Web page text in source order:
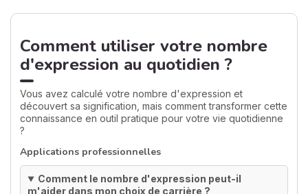
Comment utiliser votre nombre
d'expression au quotidien ?
Vous avez calculé votre nombre d'expression et
découvert sa signification, mais comment transformer cette
connaissance en outil pratique pour votre vie quotidienne
?
Applications professionnelles
Comment le nombre d'expression peut-il
m'aider dans mon choix de carrière ?